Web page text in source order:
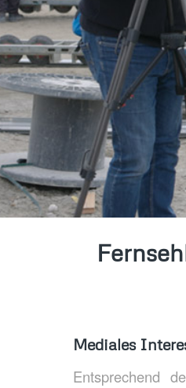
Mediales
Entsprechend